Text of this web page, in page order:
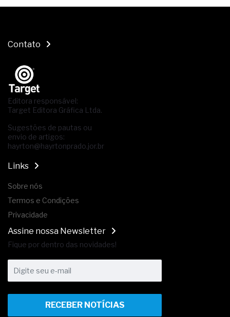
Contato
Editora responsável:
Target Editora Gráfica Ltda.
Sugestões de pautas ou
envio de artigos:
hayrton@hayrtonprado.jor.br
Links
Sobre nós
Termos e Condições
Privacidade
Assine nossa Newsletter
Fique por dentro das novidades!
RECEBER NOTÍCIAS